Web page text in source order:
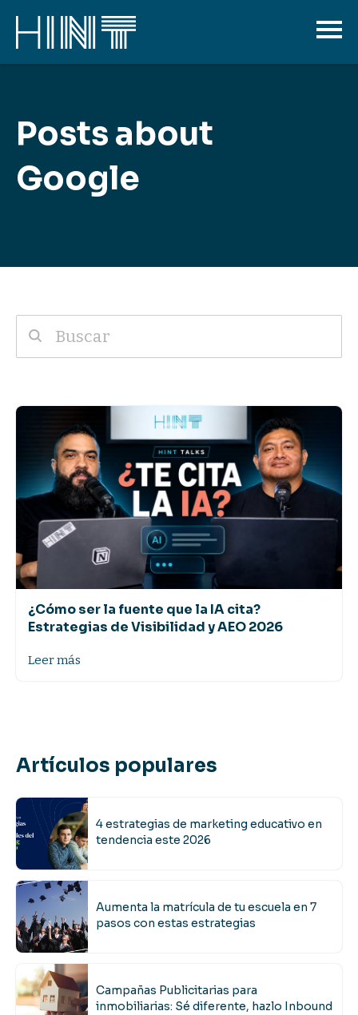
Posts about
Google
¿Cómo ser la fuente que la IA cita?
Estrategias de Visibilidad y AEO 2026
Leer más
Artículos populares
4 estrategias de marketing educativo en
tendencia este 2026
Aumenta la matrícula de tu escuela en 7
pasos con estas estrategias
Campañas Publicitarias para
inmobiliarias: Sé diferente, hazlo Inbound